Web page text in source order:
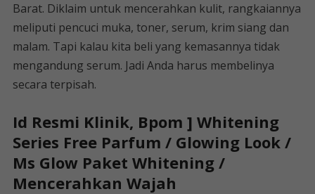
Barat. Diklaim untuk mencerahkan kulit, rangkaiannya
meliputi pencuci muka, toner, serum, krim siang dan
malam. Tapi kalau kita beli yang kemasannya tidak
mengandung serum. Jadi Anda harus membelinya
secara terpisah.
Id Resmi Klinik, Bpom ] Whitening
Series Free Parfum / Glowing Look /
Ms Glow Paket Whitening /
Mencerahkan Wajah